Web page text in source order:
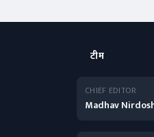
टीम
CHIEF EDITOR
Madhav